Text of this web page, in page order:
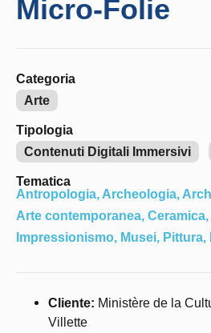
Micro-Folie
Categoria
Arte
Tipologia
Contenuti Digitali Immersivi
Tematica
Antropologia, Archeologia,
Arte contemporanea, Ceramica,
Impressionismo, Musei, Pittura,
Cliente: Ministère de la
Villette